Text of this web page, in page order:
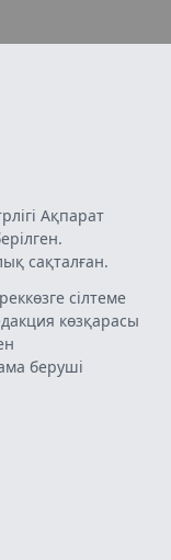
Ақпарат
сақталған.
сілтеме
көзқарасы
беруші